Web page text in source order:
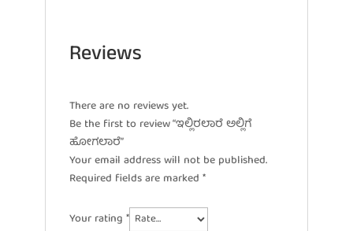
Reviews
There are no reviews yet.
Be the first to review “ಇಲ್ಲಿರಲಾರೆ ಅಲ್ಲಿಗೆ
ಹೋಗಲಾರೆ”
Your email address will not be published.
Required fields are marked *
Your rating *